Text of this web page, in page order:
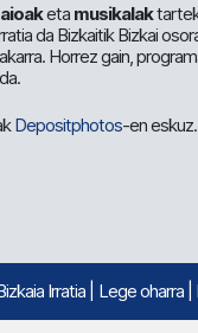
eta musikalak
da Bizkaitik Bizkai
Horrez gain,
Depositphotos-en eskuz.
Irratia Lege oharra